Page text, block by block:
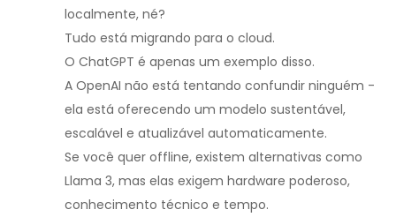
localmente, né?
Tudo está migrando para o cloud.
O ChatGPT é apenas um exemplo disso.
A OpenAI não está tentando confundir ninguém -
ela está oferecendo um modelo sustentável,
escalável e atualizável automaticamente.
Se você quer offline, existem alternativas como
Llama 3, mas elas exigem hardware poderoso,
conhecimento técnico e tempo.